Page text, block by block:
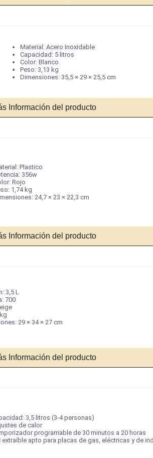
Material: Acero Inoxidable
Capacidad: 5 litros
Color: Blanco
Peso: 3,13 kg
Dimensiones: 35,5 × 29 × 25,5 cm
Información del producto
Plastico
356w
Rojo
1,74 kg
24,7 × 23 × 22,3 cm
Información del producto
3,5 L
700
29 × 34 × 27 cm
Información del producto
3,5 litros (3-4 personas)
de calor
programable de 30 minutos a 20 horas
extraíble apto para placas de gas, eléctricas y de